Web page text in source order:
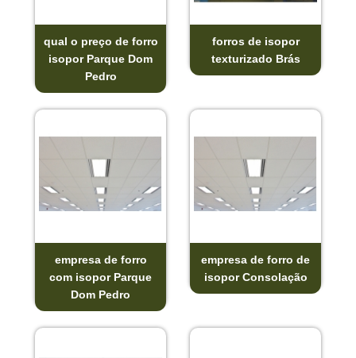
qual o preço de forro
isopor Parque Dom
Pedro
forros de isopor
texturizado Brás
empresa de forro
com isopor Parque
Dom Pedro
empresa de forro de
isopor Consolação